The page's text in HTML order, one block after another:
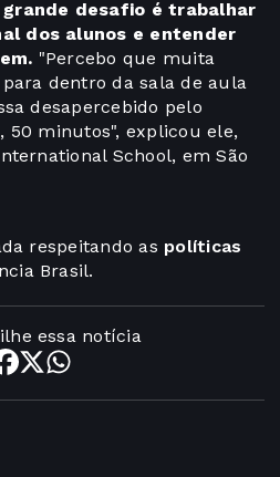
grande desafio é trabalhar
dos alunos e entender
"Percebo que muita
dentro da sala de aula
desapercebido pelo
50 minutos", explicou ele,
School, em São
respeitando as políticas
Brasil.
essa notícia